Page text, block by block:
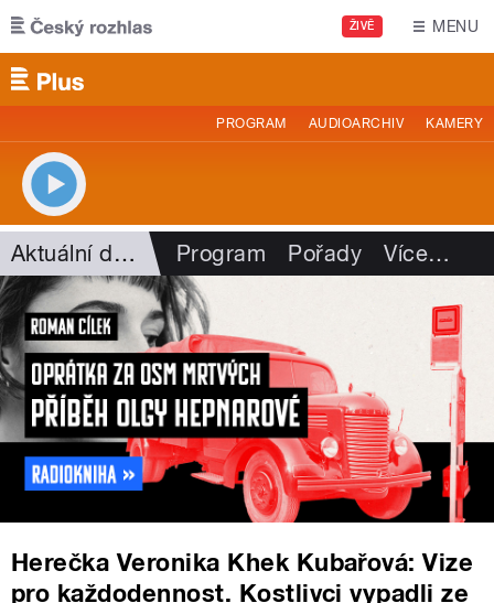
Přejít k hlavnímu obsahu
ŽIVĚ MENU
PROGRAM AUDIOARCHIV KAMERY
Aktuální dění Program Pořady Více…
Herečka Veronika Khek Kubařová: Vize
pro každodennost. Kostlivci vypadli ze